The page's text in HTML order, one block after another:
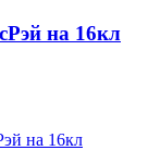
на 16кл